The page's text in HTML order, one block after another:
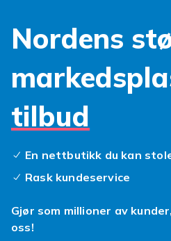
Nordens
tilbud
En nettbutikk du kan
Rask kundeservice
Gjør som millioner av
oss!